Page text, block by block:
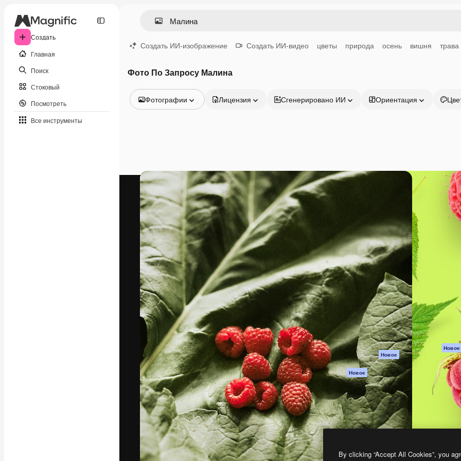
Создать
Главная
Поиск
Стоковый
Посмотреть
Все инструменты
Создать ИИ-изображение Создать ИИ-видео цветы природа осень вишня трава
Фото По Запросу Малина
Фотографии
Видео
Видеоролик
Моушн-дизайн
Видеошаблоны
Иконки
3D-модели
Шрифты
Лицензия Сгенерировано ИИ Ориентация
Креативная платформа для создания
ваших лучших работ. Более 1 миллиона
подписчиков среди креаторов,
предприятий, агентств и студий.
Pусский
Продукция
Spaces
ИИ-помощник
Генератор
изображений ИИ
Генератор видео
ИИ
Генератор голоса
на основе ИИ
Стоковый контент
MCP для
Claude/ChatGPT
Новое
Агенты Новое
Мобильное
приложение
Все инструменты
Magnific
Начать
Academy
Документация по
Пакету ИИ
Служба
поддержки
Условия и
положения
Политика
Оригиналы
Новое
Политика
cookie
Центр доверия
Партнеры
Предприятие
By clicking “Accept All Cookies”, you